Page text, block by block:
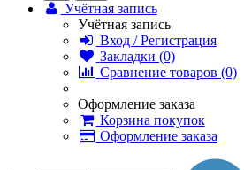
Учётная запись
Учётная запись
Вход / Регистрация
Закладки (0)
Сравнение товаров (0)
Оформление заказа
Корзина покупок
Оформление заказа